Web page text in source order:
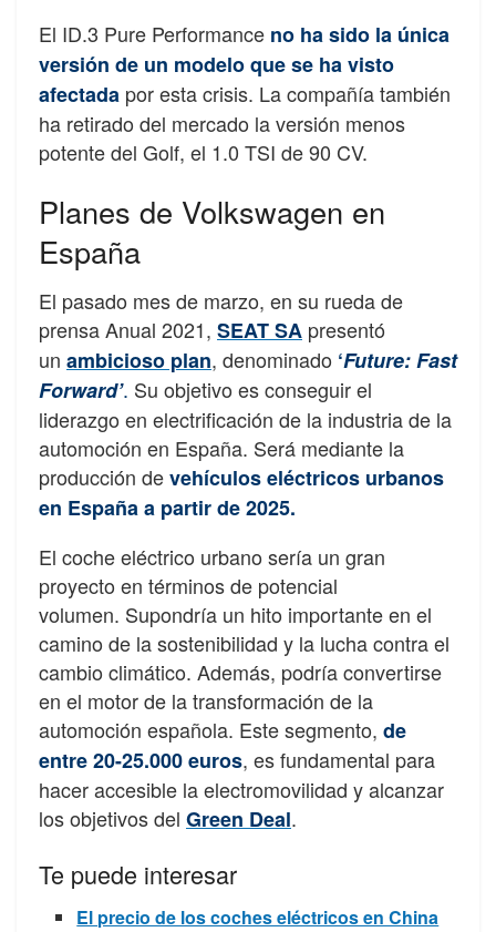
El ID.3 Pure Performance no ha sido la única
versión de un modelo que se ha visto
afectada por esta crisis. La compañía también
ha retirado del mercado la versión menos
potente del Golf, el 1.0 TSI de 90 CV.
Planes de Volkswagen en
España
El pasado mes de marzo, en su rueda de
prensa Anual 2021, SEAT SA presentó
un ambicioso plan, denominado ‘Future: Fast
Forward’. Su objetivo es conseguir el
liderazgo en electrificación de la industria de la
automoción en España. Será mediante la
producción devehículos eléctricos urbanos
en España a partir de 2025.
El coche eléctrico urbano sería un gran
proyecto en términos de potencial
volumen. Supondría un hito importante en el
camino de la sostenibilidad y la lucha contra el
cambio climático. Además, podría convertirse
en el motor de la transformación de la
automoción española. Este segmento, de
entre 20-25.000 euros, es fundamental para
hacer accesible la electromovilidad y alcanzar
los objetivos del Green Deal.
Te puede interesar
El precio de los coches eléctricos en China